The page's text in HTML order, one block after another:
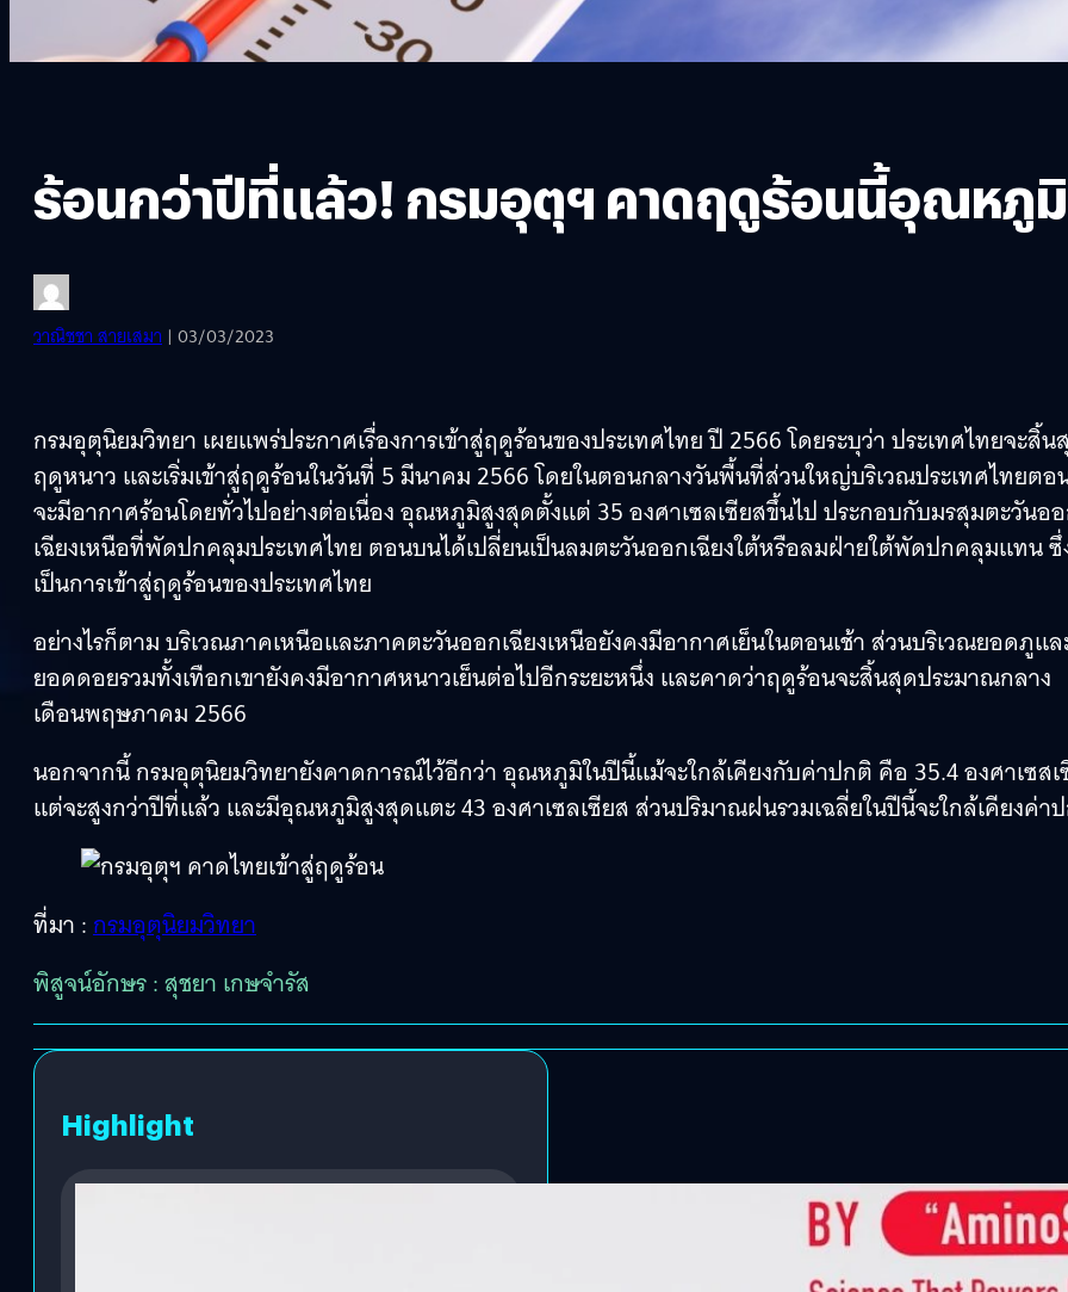
ร้อนกว่าปีที่แล้ว! กรมอุตุฯ คาดฤดูร้อนนี้อุณหภู
วาณิชชา สายเสมา | 03/03/2023
กรมอุตุนิยมวิทยา เผยแพร่ประกาศเรื่องการเข้าสู่ฤดูร้อนของประเทศไทย ปี 2566 โดยระบุว่า ประเทศไทยจะสิ้น
ฤดูหนาว และเริ่มเข้าสู่ฤดูร้อนในวันที่ 5 มีนาคม 2566 โดยในตอนกลางวันพื้นที่ส่วนใหญ่บริเวณประเทศไทยต
จะมีอากาศร้อนโดยทั่วไปอย่างต่อเนื่อง อุณหภูมิสูงสุดตั้งแต่ 35 องศาเซลเซียสขึ้นไป ประกอบกับมรสุมตะวันอ
เฉียงเหนือที่พัดปกคลุมประเทศไทย ตอนบนได้เปลี่ยนเป็นลมตะวันออกเฉียงใต้หรือลมฝ่ายใต้พัดปกคลุมแทน ซึ่
เป็นการเข้าสู่ฤดูร้อนของประเทศไทย
อย่างไรก็ตาม บริเวณภาคเหนือและภาคตะวันออกเฉียงเหนือยังคงมีอากาศเย็นในตอนเช้า ส่วนบริเวณยอดภูแ
ยอดดอยรวมทั้งเทือกเขายังคงมีอากาศหนาวเย็นต่อไปอีกระยะหนึ่ง และคาดว่าฤดูร้อนจะสิ้นสุดประมาณกลาง
เดือนพฤษภาคม 2566
นอกจากนี้ กรมอุตุนิยมวิทยายังคาดการณ์ไว้อีกว่า อุณหภูมิในปีนี้แม้จะใกล้เคียงกับค่าปกติ คือ 35.4 องศาเซส
แต่จะสูงกว่าปีที่แล้ว และมีอุณหภูมิสูงสุดแตะ 43 องศาเซลเซียส ส่วนปริมาณฝนรวมเฉลี่ยในปีนี้จะใกล้เคียงค่า
ที่มา :กรมอุตุนิยมวิทยา
พิสูจน์อักษร : สุชยา เกษจำรัส
Highlight